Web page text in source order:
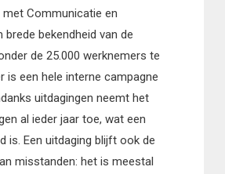
Communicatie en
brede bekendheid van de
de 25.000 werknemers te
is een hele interne campagne
uitdagingen neemt het
al ieder jaar toe, wat een
is. Een uitdaging blijft ook de
misstanden: het is meestal